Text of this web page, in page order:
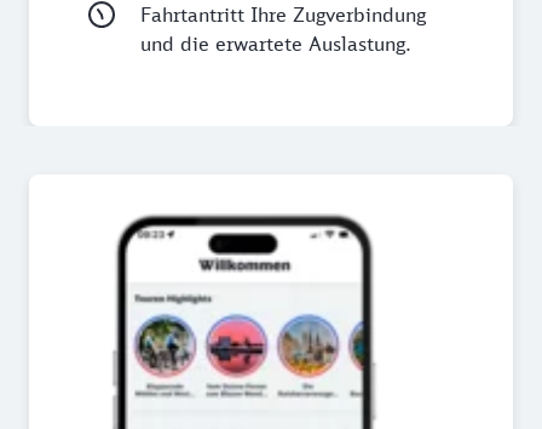
Fahrtantritt Ihre Zugverbindung
und die erwartete Auslastung.